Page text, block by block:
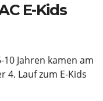
E-Kids
Jahren kamen am
4. Lauf zum E-Kids